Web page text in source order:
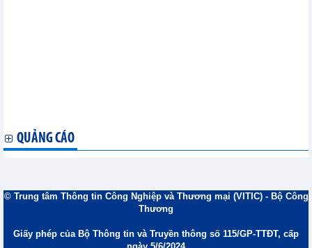
QUẢNG CÁO
© Trung tâm Thông tin Công Nghiệp và Thương mại (VITIC) - Bộ Công
Thương
Giấy phép của Bộ Thông tin và Truyền thông số 115/GP-TTĐT, cấp